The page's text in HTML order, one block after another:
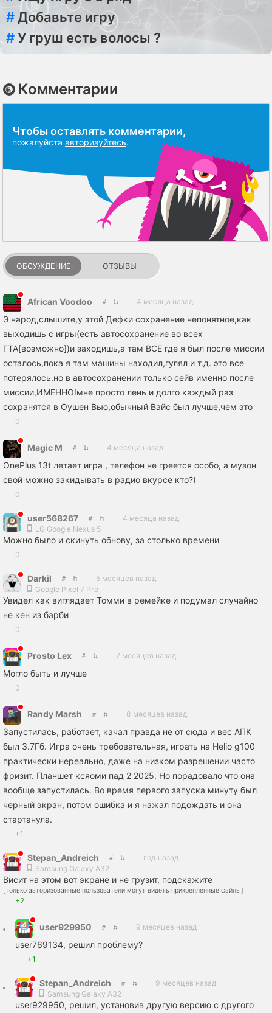
#Добавьте игру
#У груш есть волосы ?
Комментарии
Чтобы оставлять комментарии,
пожалуйста авторизуйтесь.
ОБСУЖДЕНИЕ ОТЗЫВЫ
African Voodoo 4 месяца назад
Э народ,слышите,у этой Дефки сохранение непонятное,как
выходишь с игры(есть автосохранение во всех
ГТА[возможно])и заходишь,а там ВСЕ где я был после миссии
осталось,пока я там машины находил,гулял и т.д. это все
потерялось,но в автосохранении только сейв именно после
миссии,ИМЕННО!мне просто лень и долго каждый раз
сохранятся в Оушен Вью,обычный Вайс был лучше,чем это
0
Magic M 4 месяца назад
OnePlus 13t летает игра , телефон не греется особо, а музон
свой можно закидывать в радио вкурсе кто?)
0
user568267
4 месяца назад
LG Google Nexus 5
Можно было и скинуть обнову, за столько времени
0
Darkil
5 месяцев назад
Google Pixel 7 Pro
Увидел как виглядает Томми в ремейке и подумал случайно
не кен из барби
0
Prosto Lex 7 месяцев назад
Могло быть и лучше
0
Randy Marsh 8 месяцев назад
Запустилась, работает, качал правда не от сюда и вес АПК
был 3.7Гб. Игра очень требовательная, играть на Helio g100
практически нереально, даже на низком разрешении часто
фризит. Планшет ксяоми пад 2 2025. Но порадовало что она
вообще запустилась. Во время первого запуска минуту был
черный экран, потом ошибка и я нажал подождать и она
стартанула.
+1
Stepan_Andreich
год назад
Samsung Galaxy A32
Висит на этом вот экране и не грузит, подскажите
[только авторизованные пользователи могут видеть прикрепленные файлы]
+2
user929950 9 месяцев назад
user769134, решил проблему?
+1
Stepan_Andreich
9 месяцев назад
Samsung Galaxy A32
user929950, решил, установив другую версию с другого